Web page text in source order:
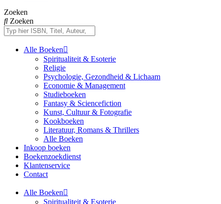
Zoeken
Zoeken
Alle Boeken
Spiritualiteit & Esoterie
Religie
Psychologie, Gezondheid & Lichaam
Economie & Management
Studieboeken
Fantasy & Sciencefiction
Kunst, Cultuur & Fotografie
Kookboeken
Literatuur, Romans & Thrillers
Alle Boeken
Inkoop boeken
Boekenzoekdienst
Klantenservice
Contact
Alle Boeken
Spiritualiteit & Esoterie